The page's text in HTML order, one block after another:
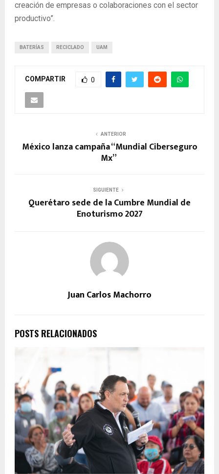
creación de empresas o colaboraciones con el sector
productivo”.
BATERÍAS RECICLADO UAM
COMPARTIR 0
ANTERIOR
México lanza campaña “Mundial Ciberseguro
Mx”
SIGUIENTE
Querétaro sede de la Cumbre Mundial de
Enoturismo 2027
Juan Carlos Machorro
POSTS RELACIONADOS